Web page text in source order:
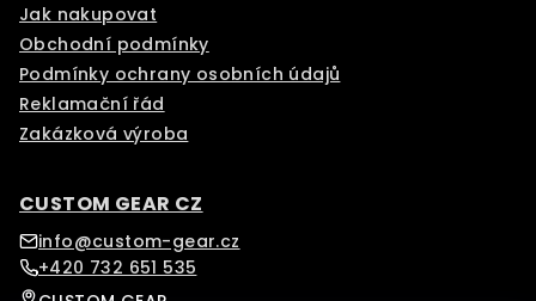
Jak nakupovat
Obchodní podmínky
Podmínky ochrany osobních údajů
Reklamační řád
Zakázková výroba
CUSTOM GEAR CZ
info@custom-gear.cz
+420 732 651 535